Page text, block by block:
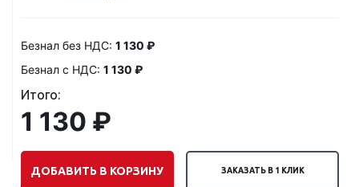
Безнал без НДС: 1 130 ₽
Безнал с НДС: 1 130 ₽
Итого:
1 130 ₽
ДОБАВИТЬ В КОРЗИНУ ЗАКАЗАТЬ В 1 КЛИК